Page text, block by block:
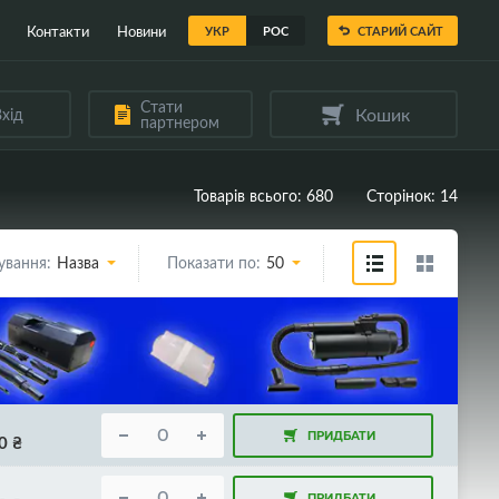
УКР РОС
Контакти Новини СТАРИЙ САЙТ
Стати
партнером Кошик
Товарів всього: 680 Сторінок: 14
Назва Показати по: 50
₴ ПРИДБАТИ